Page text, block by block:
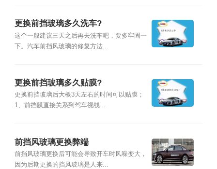
更换前挡玻璃多久洗车?
这个一般建议三天之后再去洗车吧，要多牢固一
下。汽车前挡风玻璃的修复方法...
更换前挡玻璃多久贴膜?
更换前挡玻璃后大概3天左右的时间可以贴膜；
1、前挡膜直接关系到驾车视线...
前挡风玻璃更换弊端
前挡风玻璃更换后可能会导致开车时风噪变大，
因为后期更换的挡风玻璃是人来...